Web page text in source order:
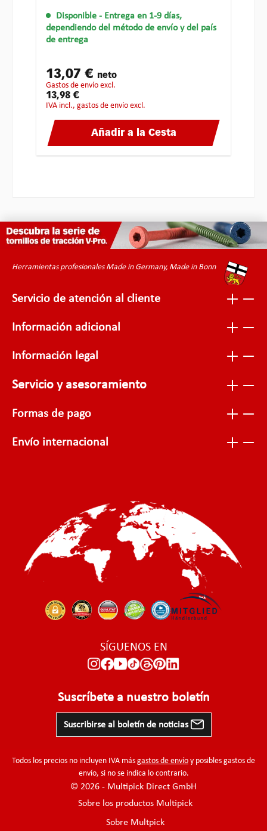
Disponible - Entrega en 1-9 días,
dependiendo del método de envío y del país
de entrega
13,07 € neto
gastos de envío excl.
13,98 €
IVA incl., gastos de envío excl.
Añadir a la Cesta
Herramientas profesionales Made in Germany, Made in Bonn
Servicio de atención al cliente
Información adicional
Información legal
Servicio y asesoramiento
Formas de pago
Envío internacional
SÍGUENOS EN
Suscríbete a nuestro boletín
Suscribirse al boletín de noticias
Todos los precios no incluyen IVA más gastos de envío y posibles gastos de
envío, si no se indica lo contrario.
© 2026 - Multipick Direct GmbH
Sobre los productos Multipick
Sobre Multpick